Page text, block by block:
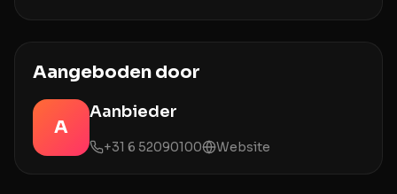
Aangeboden door
A
Aanbieder
+31 6 52090100 Website